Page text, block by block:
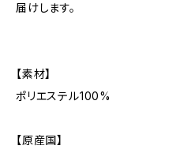
届けします。
【素材】
ポリエステル100%
【原産国】